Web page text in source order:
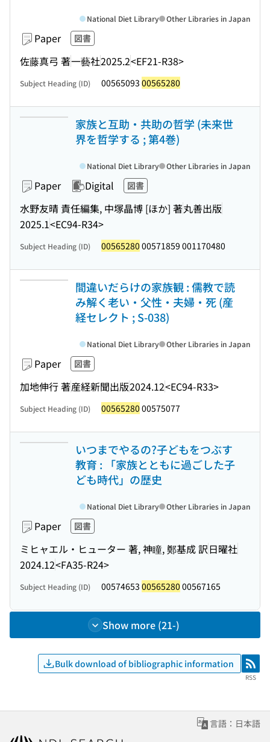
Paper 図書
佐藤真弓 著一藝社2025.2<EF21-R38>
National Diet Library Other Libraries in Japan
Subject Heading (ID) 00565093 00565280
家族と互助・共助の哲学 (未来世
界を哲学する ; 第4巻)
Paper Digital 図書
水野友晴 責任編集, 中塚晶博 [ほか] 著丸善出版
2025.1<EC94-R34>
National Diet Library Other Libraries in Japan
Subject Heading (ID) 00565280 00571859 001170480
間違いだらけの家族観 : 儒教で読
み解く老い・父性・夫婦・死 (産
経セレクト ; S-038)
Paper 図書
加地伸行 著産経新聞出版2024.12<EC94-R33>
National Diet Library Other Libraries in Japan
Subject Heading (ID) 00565280 00575077
いつまでやるの?子どもをつぶす
教育 : 「家族とともに過ごした子
ども時代」の歴史
Paper 図書
ミヒャエル・ヒューター 著, 神瞳, 鄭基成 訳日曜社
2024.12<FA35-R24>
National Diet Library Other Libraries in Japan
Subject Heading (ID) 00574653 00565280 00567165
Show more (21-)
Bulk download of bibliographic information RSS
RSS
言語：日本語